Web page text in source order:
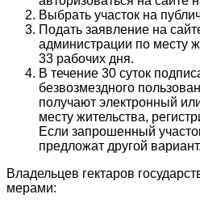
Выбрать участок на
Подать заявление на
администрации по месту
33 рабочих дня.
В течение 30 суток
безвозмездного
получают электронный
месту жительства,
Если запрошенный
предложат другой вариант.
Владельцев гектаров
мерами: